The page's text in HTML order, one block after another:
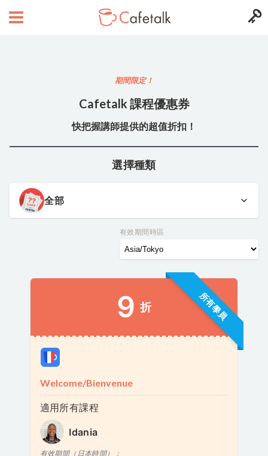
期間限定！
Cafetalk 課程優惠券
快把握講師提供的超值折扣！
選擇種類
全部
有效期間時區
所有學員
9 折
Welcome/Bienvenue
適用所有課程
Idania
有效期間（日本時間）：